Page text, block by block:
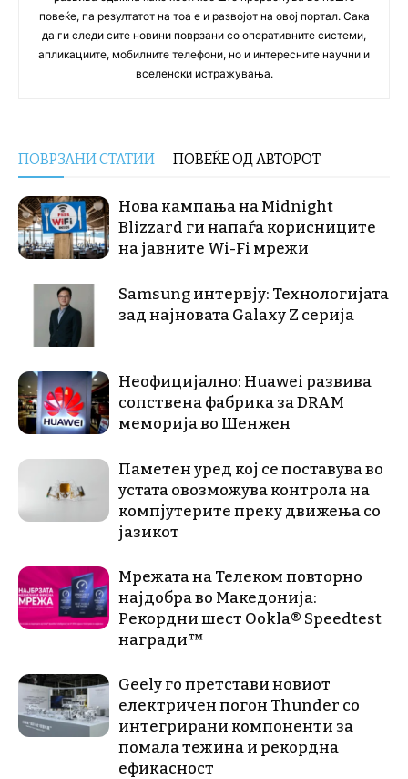
повеќе, па резултатот на тоа е и развојот на овој портал. Сака
да ги следи сите новини поврзани со оперативните системи,
апликациите, мобилните телефони, но и интересните научни и
вселенски истражувања.
ПОВРЗАНИ СТАТИИ ПОВЕЌЕ ОД АВТОРОТ
Нова кампања на Midnight
Blizzard ги напаѓа корисниците
на јавните Wi-Fi мрежи
Samsung интервју: Технологијата
зад најновата Galaxy Z серија
Неофицијално: Huawei развива
сопствена фабрика за DRAM
меморија во Шенжен
Паметен уред кој се поставува во
устата овозможува контрола на
компјутерите преку движења со
јазикот
Мрежата на Телеком повторно
најдобра во Македонија:
Рекордни шест Ookla® Speedtest
награди™
Geely го претстави новиот
електричен погон Thunder со
интегрирани компоненти за
помала тежина и рекордна
ефикасност